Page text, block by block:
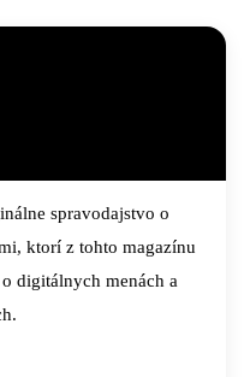
spravodajstvo o
ktorí z tohto magazínu
digitálnych menách a